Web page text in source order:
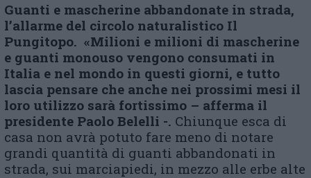
Guanti e mascherine abbandonate in strada,
l’allarme del circolo naturalistico Il
Pungitopo. «Milioni e milioni di mascherine
e guanti monouso vengono consumati in
Italia e nel mondo in questi giorni, e tutto
lascia pensare che anche nei prossimi mesi il
loro utilizzo sarà fortissimo – afferma il
presidente Paolo Belelli -. Chiunque esca di
casa non avrà potuto fare meno di notare
grandi quantità di guanti abbandonati in
strada, sui marciapiedi, in mezzo alle erbe alte